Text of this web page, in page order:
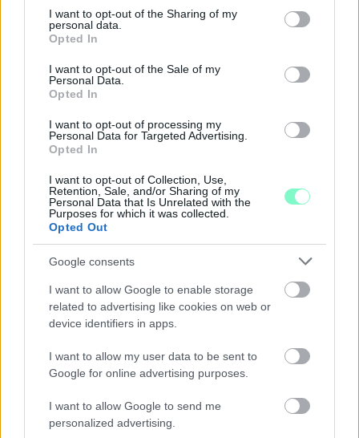
not limited to your visit or usage behaviour. You may click to
grant or deny consent to Google and its third-party tags to
use your data for below specified purposes in below Google
consent section.
I want to opt-out of the Sharing of my
personal data.
Opted In
I want to opt-out of the Sale of my
Personal Data.
Opted In
I want to opt-out of processing my
Personal Data for Targeted Advertising.
Opted In
I want to opt-out of Collection, Use,
Retention, Sale, and/or Sharing of my
Personal Data that Is Unrelated with the
Purposes for which it was collected.
Opted Out
Google consents
I want to allow Google to enable storage
related to advertising like cookies on web or
device identifiers in apps.
I want to allow my user data to be sent to
Google for online advertising purposes.
I want to allow Google to send me
personalized advertising.
ÖRÖMHÍR: TÍZ ÉVE NEM VOLT ILYEN ALACSONY AZ
INFLÁCIÓ MAGYARORSZÁGON
Júliusban mindössze 1,2 százalékkal emelkedtek éves
összevetésben a fogyasztói árak, miközben az élelmiszerek ára
már csökkent.
Szólj hozzá!